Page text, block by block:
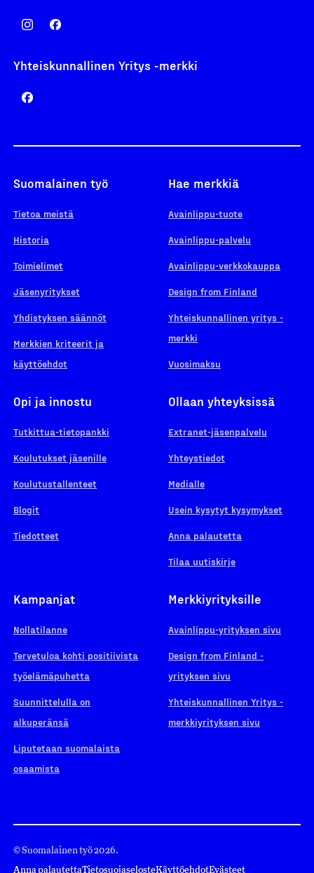
Yhteiskunnallinen Yritys -merkki
Suomalainen työ
Tietoa meistä
Historia
Toimielimet
Jäsenyritykset
Yhdistyksen säännöt
Merkkien kriteerit ja
käyttöehdot
Hae merkkiä
Avainlippu-tuote
Avainlippu-palvelu
Avainlippu-verkkokauppa
Design from Finland
Yhteiskunnallinen yritys -
merkki
Vuosimaksu
Opi ja innostu
Tutkittua-tietopankki
Koulutukset jäsenille
Koulutustallenteet
Blogit
Tiedotteet
Ollaan yhteyksissä
Extranet-jäsenpalvelu
Yhteystiedot
Medialle
Usein kysytyt kysymykset
Anna palautetta
Tilaa uutiskirje
Kampanjat
Nollatilanne
Tervetuloa kohti positiivista
työelämäpuhetta
Suunnittelulla on
alkuperänsä
Liputetaan suomalaista
osaamista
Merkkiyrityksille
Avainlippu-yrityksen sivu
Design from Finland -
yrityksen sivu
Yhteiskunnallinen Yritys -
merkkiyrityksen sivu
© Suomalainen työ 2026.
Anna palautettaTietosuojaselosteKäyttöehdotEvästeet